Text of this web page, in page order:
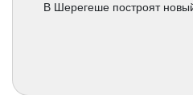
В Шерегеше построят